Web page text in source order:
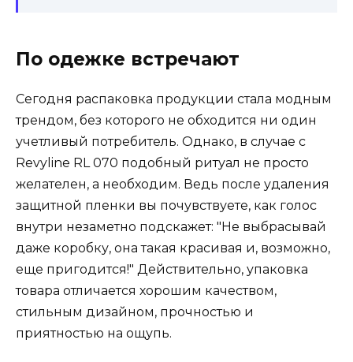
По одежке встречают
Сегодня распаковка продукции стала модным
трендом, без которого не обходится ни один
учетливый потребитель. Однако, в случае с
Revyline RL 070 подобный ритуал не просто
желателен, а необходим. Ведь после удаления
защитной пленки вы почувствуете, как голос
внутри незаметно подскажет: "Не выбрасывай
даже коробку, она такая красивая и, возможно,
еще пригодится!" Действительно, упаковка
товара отличается хорошим качеством,
стильным дизайном, прочностью и
приятностью на ощупь.